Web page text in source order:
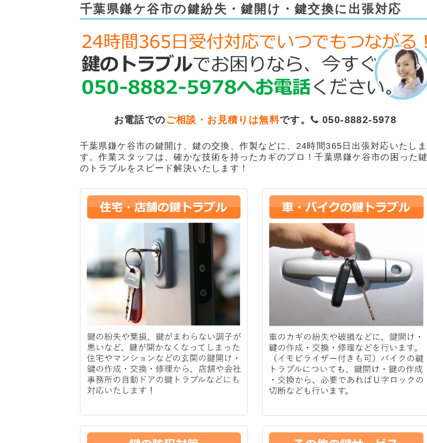
千葉県鎌ケ谷市の鍵紛失・鍵開け・鍵交換に出張対応
お電話でのご相談・お見積りは無料です。 050-8882-5978
千葉県鎌ケ谷市の鍵開け、鍵の交換、作製などに、24時間365日出張対応いたしま
す。作業スタッフは、確かな技術を持ったカギのプロ！千葉県鎌ケ谷市の困った鍵
のトラブルをスピード解決いたします！